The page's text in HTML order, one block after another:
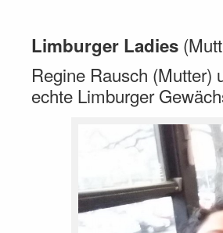
Limburger Ladies
Regine Rausch (Mutter)
echte Limburger